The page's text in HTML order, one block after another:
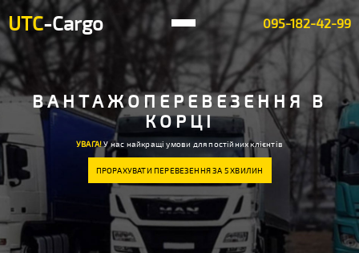
UTC-Cargo 095-182-42-99
ВАНТАЖОПЕРЕВЕЗЕННЯ В
КОРЦІ
УВАГА!У нас найкращі умови для постійних клієнтів
ПРОРАХУВАТИ ПЕРЕВЕЗЕННЯ ЗА 5 ХВИЛИН